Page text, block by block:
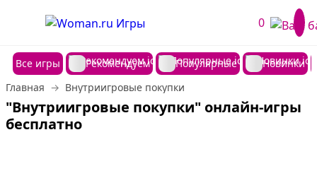
0
Все игры Рекомендуем Популярные
Новинки
Главная
Внутриигровые покупки
"Внутриигровые покупки" онлайн-игры
бесплатно